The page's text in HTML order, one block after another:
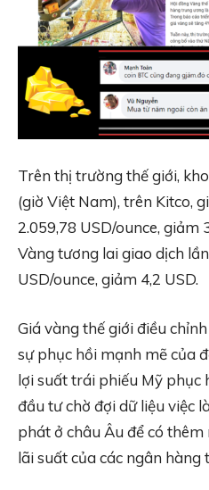
Trên thị trường thế giới,
(giờ Việt Nam), trên‏‏ Kitco, giá vàng giao ngay ở mức
2.059,78 USD/ounce, giảm
Vàng tương lai giao dịch
USD/ounce, giảm 4,2 USD.
Giá vàng thế giới điều
sự phục hồi mạnh mẽ của
lợi suất trái phiếu Mỹ phục
đầu tư chờ đợi dữ liệu việc
phát ở châu Âu để có
lãi suất của các ngân hàng